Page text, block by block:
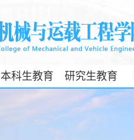
本科生教育 研究生教育